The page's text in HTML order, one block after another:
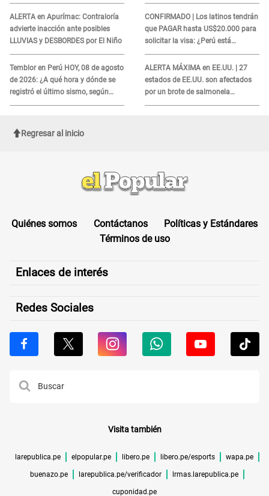
ALERTA en Apurímac: Contraloría
advierte inacción ante posibles
LLUVIAS y DESBORDES por El Niño
Temblor en Perú HOY, 08 de agosto
de 2026: ¿A qué hora y dónde se
registró el último sismo, según
IGP?
CONFIRMADO | Los latinos tendrán
que PAGAR hasta US$20.000 para
solicitar la visa: ¿Perú está
incluido?
ALERTA MÁXIMA en EE.UU. | 27
estados de EE.UU. son afectados
por un brote de salmonela
relacionado a un producto MUY
Regresar al inicio
Quiénes somos Contáctanos
Políticas y Estándares
Términos de uso
Enlaces de interés
Redes Sociales
Visita también
larepublica.pe elpopular.pe libero.pe libero.pe/esports wapa.pe
buenazo.pe larepublica.pe/verificador lrmas.larepublica.pe
cuponidad.pe